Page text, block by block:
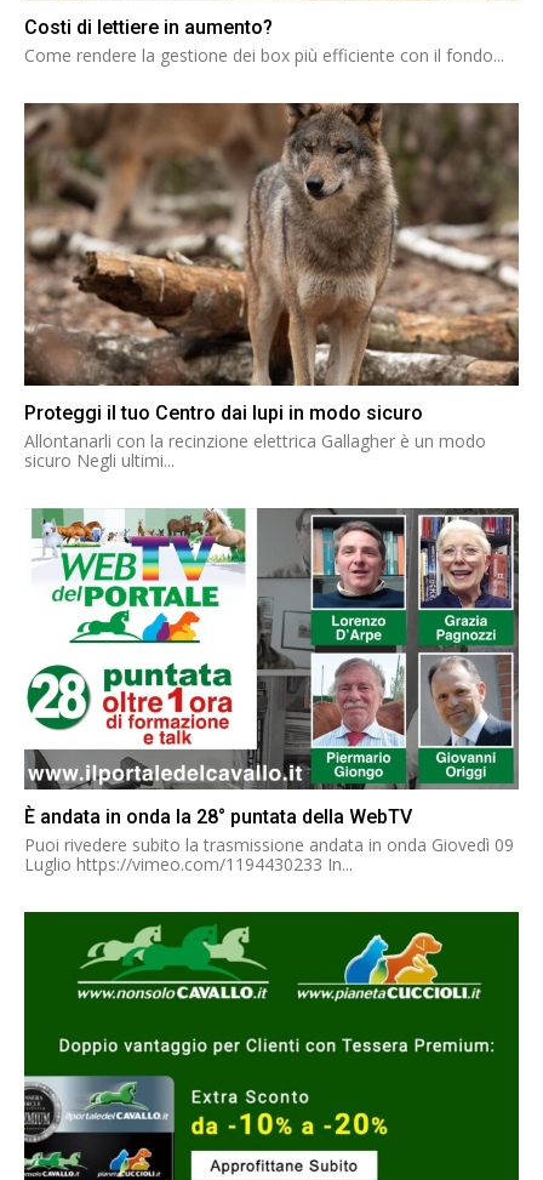
Costi di lettiere in aumento?
Come rendere la gestione dei box più efficiente con il fondo...
Proteggi il tuo Centro dai lupi in modo sicuro
Allontanarli con la recinzione elettrica Gallagher è un modo
sicuro Negli ultimi...
È andata in onda la 28° puntata della WebTV
Puoi rivedere subito la trasmissione andata in onda Giovedì 09
Luglio https://vimeo.com/1194430233 In...